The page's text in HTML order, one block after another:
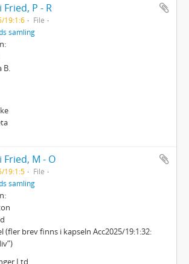
P - R
19:1:6
File
samling
M - O
19:1:5
File
samling
(fler brev finns i kapseln Acc2025/19:1:32:
Ltd.